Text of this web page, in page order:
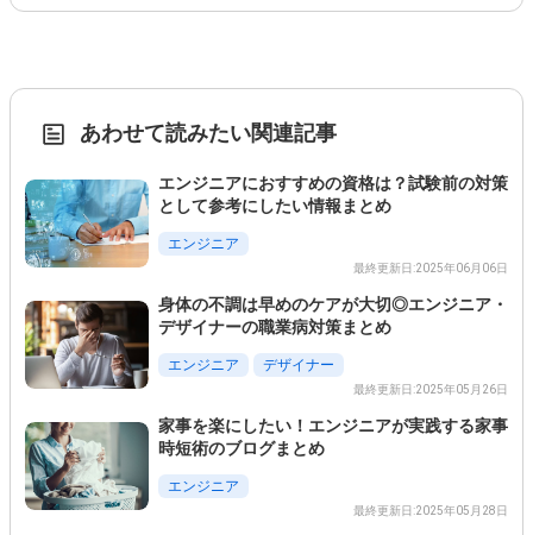
あわせて読みたい関連記事
エンジニアにおすすめの資格は？試験前の対策
として参考にしたい情報まとめ
エンジニア
最終更新日:2025年06月06日
身体の不調は早めのケアが大切◎エンジニア・
デザイナーの職業病対策まとめ
エンジニア デザイナー
最終更新日:2025年05月26日
家事を楽にしたい！エンジニアが実践する家事
時短術のブログまとめ
エンジニア
最終更新日:2025年05月28日